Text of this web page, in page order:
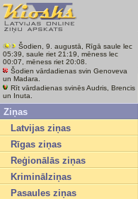
Šodien, 9. augustā, Rīgā saule lec
05:39, saule riet 21:19, mēness lec
00:07, mēness riet 20:08.
Šodien vārdadienas svin Genoveva
un Madara.
Rīt vārdadienas svinēs Audris, Brencis
un Inuta.
Ziņas
Latvijas ziņas
Rīgas ziņas
Reģionālās ziņas
Kriminālziņas
Pasaules ziņas